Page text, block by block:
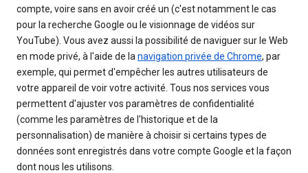
compte, voire sans en avoir créé un (c'est notamment le cas
pour la recherche Google ou le visionnage de vidéos sur
YouTube). Vous avez aussi la possibilité de naviguer sur le Web
en mode privé, à l'aide de la navigation privée de Chrome, par
exemple, qui permet d'empêcher les autres utilisateurs de
votre appareil de voir votre activité. Tous nos services vous
permettent d'ajuster vos paramètres de confidentialité
(comme les paramètres de l'historique et de la
personnalisation) de manière à choisir si certains types de
données sont enregistrés dans votre compte Google et la façon
dont nous les utilisons.